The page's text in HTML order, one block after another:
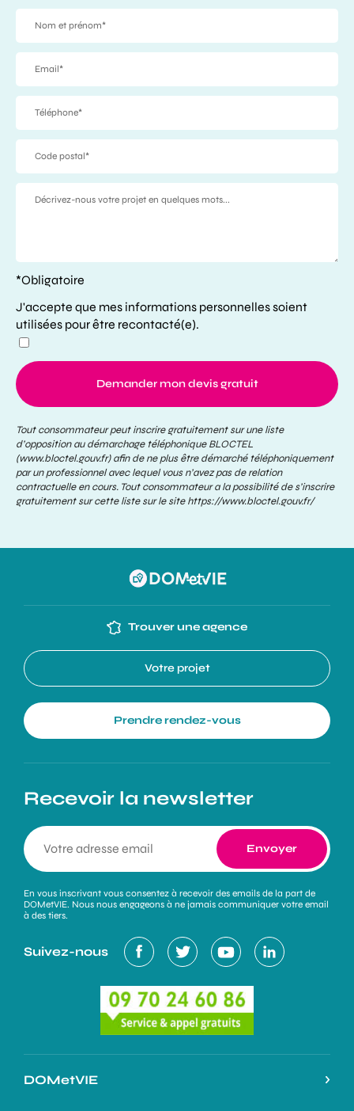
*Obligatoire
J'accepte que mes informations personnelles soient
utilisées pour être recontacté(e).
Demander mon devis gratuit
Tout consommateur peut inscrire gratuitement sur une liste
d’opposition au démarchage téléphonique BLOCTEL
(www.bloctel.gouv.fr) afin de ne plus être démarché téléphoniquement
par un professionnel avec lequel vous n’avez pas de relation
contractuelle en cours. Tout consommateur a la possibilité de s’inscrire
gratuitement sur cette liste sur le sitehttps://www.bloctel.gouv.fr/
Trouver une agence
Votre projet
Prendre rendez-vous
DOMetVIE
Recevoir la newsletter
En vous inscrivant vous consentez à recevoir des emails de la part de
DOMetVIE. Nous nous engageons à ne jamais communiquer votre email
à des tiers.
Suivez-nous